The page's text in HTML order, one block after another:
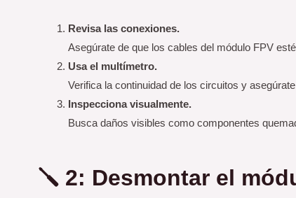
Revisa las conexiones.
Asegúrate de que los cables del módulo FPV
Usa el multímetro.
Verifica la continuidad de los circuitos y
Inspecciona visualmente.
Busca daños visibles como componentes
🪛 2: Desmontar el